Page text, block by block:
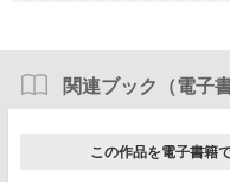
関連ブック（電子書
この作品を電子書籍